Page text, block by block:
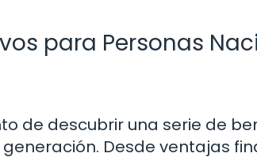
para Personas
de descubrir una serie de
Desde ventajas